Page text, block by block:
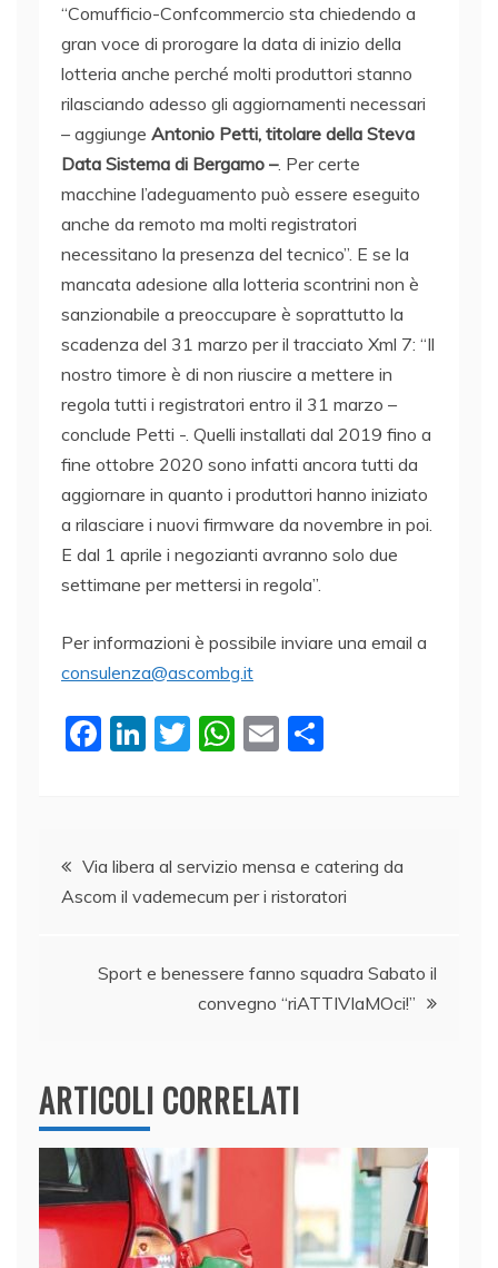
“Comufficio-Confcommercio sta chiedendo a
gran voce di prorogare la data di inizio della
lotteria anche perché molti produttori stanno
rilasciando adesso gli aggiornamenti necessari
– aggiunge Antonio Petti, titolare della Steva
Data Sistema di Bergamo –. Per certe
macchine l’adeguamento può essere eseguito
anche da remoto ma molti registratori
necessitano la presenza del tecnico”. E se la
mancata adesione alla lotteria scontrini non è
sanzionabile a preoccupare è soprattutto la
scadenza del 31 marzo per il tracciato Xml 7: “Il
nostro timore è di non riuscire a mettere in
regola tutti i registratori entro il 31 marzo –
conclude Petti -. Quelli installati dal 2019 fino a
fine ottobre 2020 sono infatti ancora tutti da
aggiornare in quanto i produttori hanno iniziato
a rilasciare i nuovi firmware da novembre in poi.
E dal 1 aprile i negozianti avranno solo due
settimane per mettersi in regola”.
Per informazioni è possibile inviare una email a
consulenza@ascombg.it
F
b
o
k
Li
dI
n
T
W
A
p
E
vi
di
Navigazione
articoli
Via libera al servizio mensa e catering da
Ascom il vademecum per i ristoratori
Sport e benessere fanno squadra Sabato il
convegno “riATTIVIaMOci!”
ARTICOLI CORRELATI